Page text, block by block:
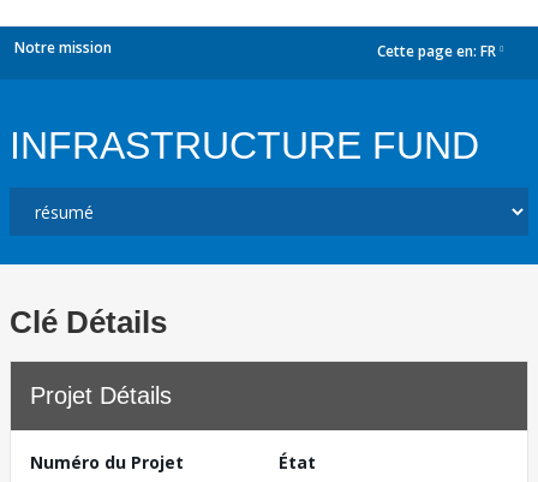
Notre mission Cette page en: FR
INFRASTRUCTURE FUND
Clé Détails
Projet Détails
Numéro du Projet
État